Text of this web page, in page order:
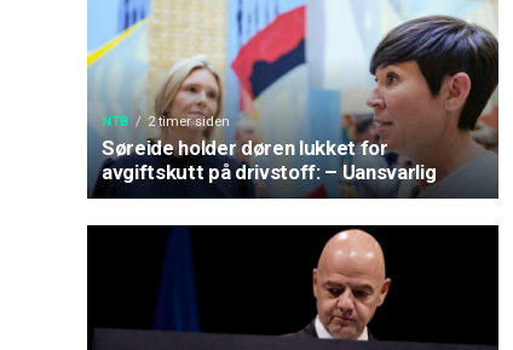
NTB 2 timer siden
Søreide holder døren lukket for
avgiftskutt på drivstoff: – Uansvarlig